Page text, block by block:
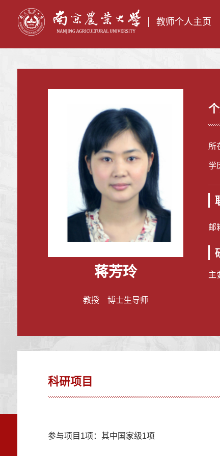
教师个人主页
蒋芳玲
教授 博士生导师
所
学
邮
主
科研项目
参与项目1项：其中国家级1项